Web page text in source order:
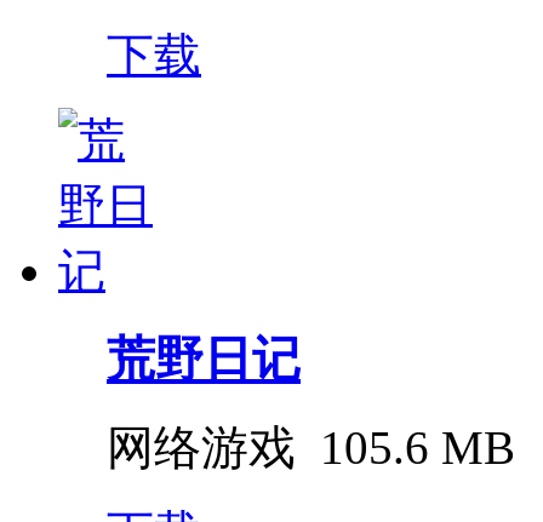
下载
荒野日记
网络游戏 105.6 MB